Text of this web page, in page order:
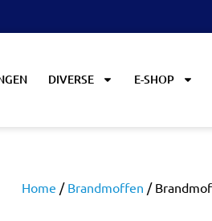
DIVERSE E-SHOP
Home / Brandmoffen /